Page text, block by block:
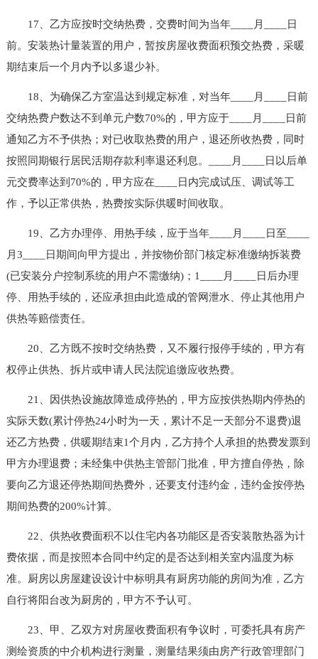
17、乙方应按时交纳热费，交费时间为当年____月____日
前。安装热计量装置的用户，暂按房屋收费面积预交热费，采暖
期结束后一个月内予以多退少补。
18、为确保乙方室温达到规定标准，对当年____月____日前
交纳热费户数达不到单元户数70%的，甲方应于____月____日前
通知乙方不予供热；对已收取热费的用户，退还所收热费，同时
按照同期银行居民活期存款利率退还利息。____月____日以后单
元交费率达到70%的，甲方应在____日内完成试压、调试等工
作，予以正常供热，热费按实际供暖时间收取。
19、乙方办理停、用热手续，应于当年____月____日至____
月3____日期间向甲方提出，并按物价部门核定标准缴纳拆装费
(已安装分户控制系统的用户不需缴纳)；1____月____日后办理
停、用热手续的，还应承担由此造成的管网泄水、停止其他用户
供热等赔偿责任。
20、乙方既不按时交纳热费，又不履行报停手续的，甲方有
权停止供热、拆片或申请人民法院追缴应收热费。
21、因供热设施故障造成停热的，甲方应按供热期内停热的
实际天数(累计停热24小时为一天，累计不足一天部分不退费)退
还乙方热费，供暖期结束1个月内，乙方持个人承担的热费发票到
甲方办理退费；未经集中供热主管部门批准，甲方擅自停热，除
要向乙方退还停热期间热费外，还要支付违约金，违约金按停热
期间热费的200%计算。
22、供热收费面积不以住宅内各功能区是否安装散热器为计
费依据，而是按照本合同中约定的是否达到相关室内温度为标
准。厨房以房屋建设设计中标明具有厨房功能的房间为准，乙方
自行将阳台改为厨房的，甲方不予认可。
23、甲、乙双方对房屋收费面积有争议时，可委托具有房产
测绘资质的中介机构进行测量，测量结果须由房产行政管理部门